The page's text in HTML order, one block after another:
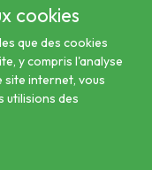
Homéopathie
cookies
que des cookies
y compris l'analyse
site internet, vous
utilisions des